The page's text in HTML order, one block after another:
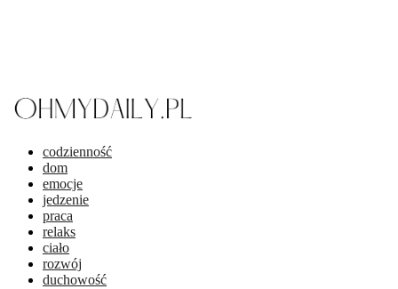
codzienność
dom
emocje
jedzenie
praca
relaks
ciało
rozwój
duchowość